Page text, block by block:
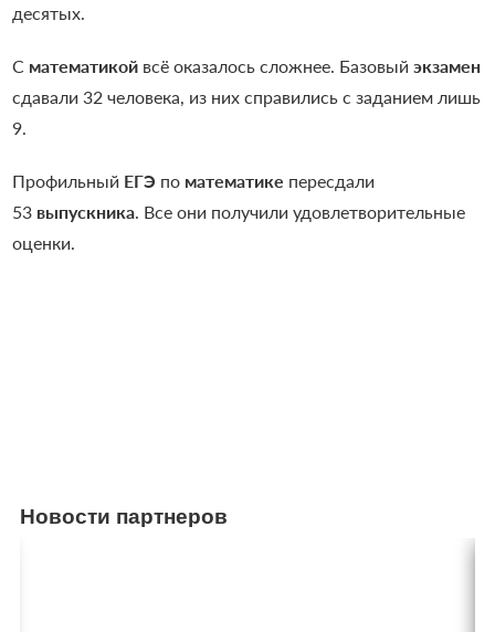
десятых.
С математикойвсё оказалось сложнее. Базовый экзамен
сдавали 32 человека, из них справились с заданием лишь
9.
Профильный ЕГЭ по математике пересдали
53 выпускника. Все они получили удовлетворительные
оценки.
Новости партнеров